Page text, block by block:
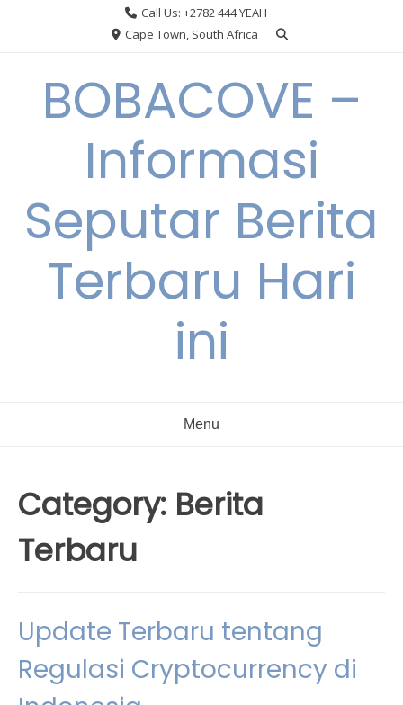
Call Us: +2782 444 YEAH
Cape Town, South Africa
BOBACOVE –
Informasi
Seputar Berita
Terbaru Hari
ini
Menu
Category: Berita
Terbaru
Update Terbaru tentang
Regulasi Cryptocurrency di